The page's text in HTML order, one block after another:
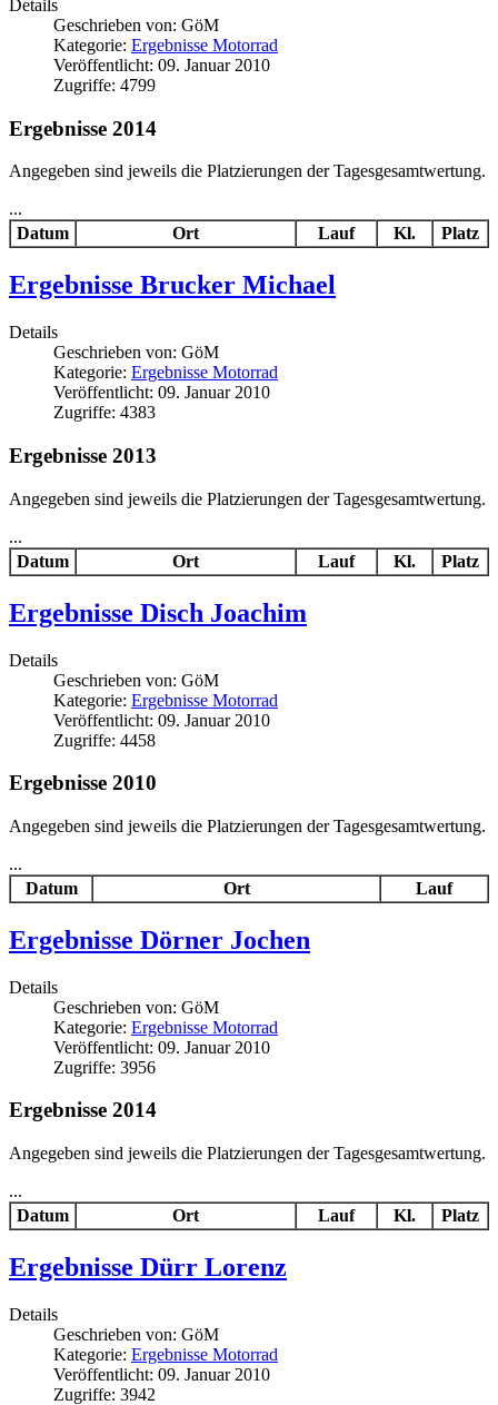
Details
Geschrieben von: GöM
Kategorie: Ergebnisse Motorrad
Veröffentlicht: 09. Januar 2010
Zugriffe: 4799
Ergebnisse 2014
Angegeben sind jeweils die Platzierungen der Tagesgesamtwertung.
...
Datum
Ort Lauf Kl. Platz
Ergebnisse Brucker Michael
Details
Geschrieben von: GöM
Kategorie: Ergebnisse Motorrad
Veröffentlicht: 09. Januar 2010
Zugriffe: 4383
Ergebnisse 2013
Angegeben sind jeweils die Platzierungen der Tagesgesamtwertung.
...
Datum
Ort Lauf Kl. Platz
Ergebnisse Disch Joachim
Details
Geschrieben von: GöM
Kategorie: Ergebnisse Motorrad
Veröffentlicht: 09. Januar 2010
Zugriffe: 4458
Ergebnisse 2010
Angegeben sind jeweils die Platzierungen der Tagesgesamtwertung.
...
Datum
Ort Lauf
Ergebnisse Dörner Jochen
Details
Geschrieben von: GöM
Kategorie: Ergebnisse Motorrad
Veröffentlicht: 09. Januar 2010
Zugriffe: 3956
Ergebnisse 2014
Angegeben sind jeweils die Platzierungen der Tagesgesamtwertung.
...
Datum
Ort Lauf Kl. Platz
Ergebnisse Dürr Lorenz
Details
Geschrieben von: GöM
Kategorie: Ergebnisse Motorrad
Veröffentlicht: 09. Januar 2010
Zugriffe: 3942